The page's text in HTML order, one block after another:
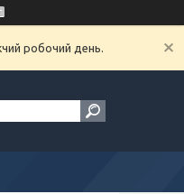
робочий день.